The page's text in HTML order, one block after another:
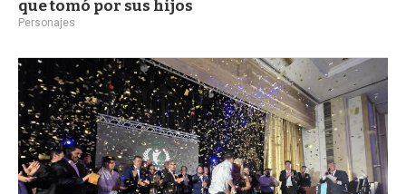
que tomó por sus hijos
Personajes